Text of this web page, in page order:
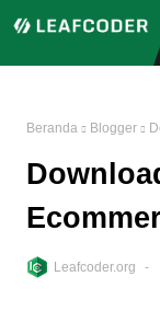
Beranda Blogger
Leafcoder.org